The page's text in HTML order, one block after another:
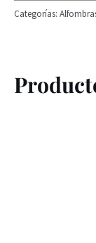
Categorías: